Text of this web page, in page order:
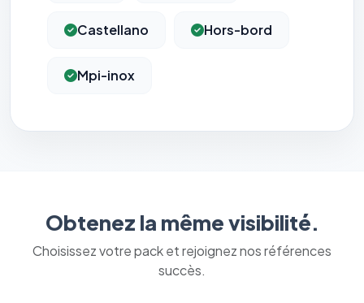
Castellano Hors-bord
Mpi-inox
Obtenez la même visibilité.
Choisissez votre pack et rejoignez nos références
succès.